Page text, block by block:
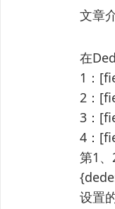
文章
在
1：
2：
3：
4：
第1
设置